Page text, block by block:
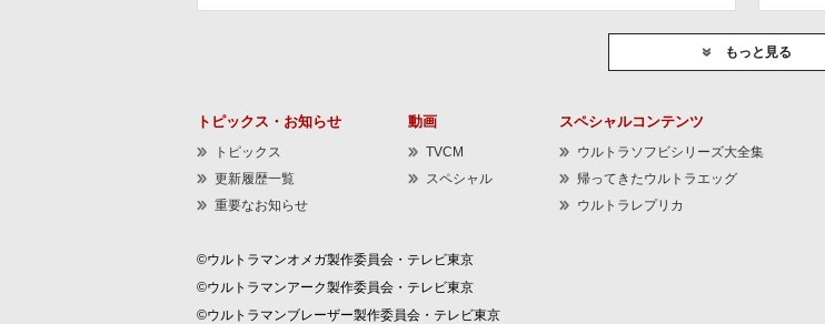
もっと見る
トピックス・お知らせ
トピックス
更新履歴一覧
重要なお知らせ
動画
TVCM
スペシャル
スペシャルコンテンツ
ウルトラソフビシリーズ大全集
帰ってきたウルトラエッグ
ウルトラレプリカ
©ウルトラマンオメガ製作委員会・テレビ東京
©ウルトラマンアーク製作委員会・テレビ東京
©ウルトラマンブレーザー製作委員会・テレビ東京